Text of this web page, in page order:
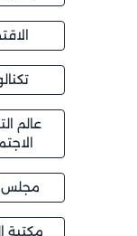
عالم
مجلس
مكتبة